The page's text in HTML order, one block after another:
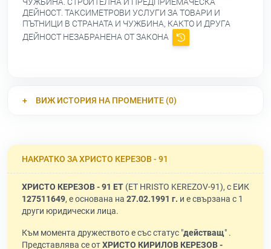
ЧУЖБИНА. СТРОИТЕЛНА И ПРЕДПРИЕМАЧЕСКА
ДЕЙНОСТ. ТАКСИМЕТРОВИ УСЛУГИ ЗА ТОВАРИ И
ПЪТНИЦИ В СТРАНАТА И ЧУЖБИНА, КАКТО И ДРУГА
ДЕЙНОСТ НЕЗАБРАНЕНА ОТ ЗАКОНА
ВИЖ ИСТОРИЯ НА ПРОМЕНИТЕ (0)
НАКРАТКО ЗА ХРИСТО КЕРЕЗОВ - 91
ХРИСТО КЕРЕЗОВ - 91 ЕТ (ET HRISTO KEREZOV-91), с ЕИК
127511649, е основана на 27.02.1991 г. и е свързана с 1
други юридически лица.
Към момента дружеството е със статус "действащ" .
Представлява се отХРИСТО КИРИЛОВ КЕРЕЗОВ -